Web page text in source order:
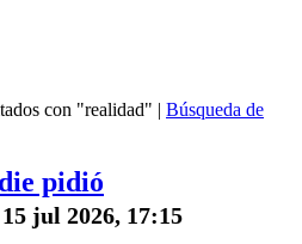
con "realidad" | Búsqueda de
pidió
jul 2026, 17:15